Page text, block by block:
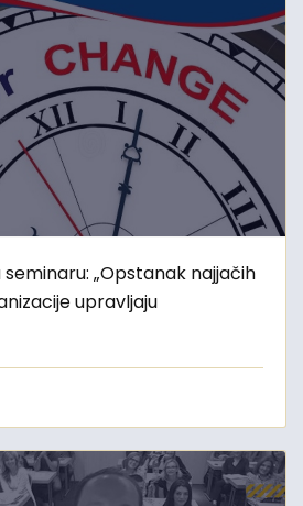
„Opstanak najjačih
upravljaju